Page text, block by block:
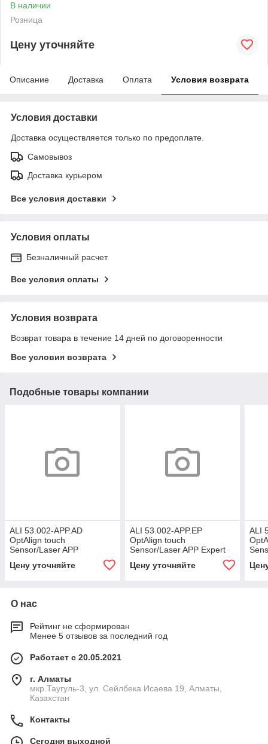
В наличии
Розница
Цену уточняйте
Описание Доставка Оплата Условия возврата
Условия доставки
Доставка осуществляется только по предоплате.
Самовывоз
Доставка курьером
Все условия доставки
Условия оплаты
Безналичный расчет
Все условия оплаты
Условия возврата
Возврат товара в течение 14 дней по договоренности
Все условия возврата
Подобные товары компании
ALI 53.002-APP.AD
OptAlign touch
Sensor/Laser APP
Цену уточняйте
ALI 53.002-APP.EP
OptAlign touch
Sensor/Laser APP Expert
Цену уточняйте
ALI
О нас
Рейтинг не сформирован
Менее 5 отзывов за последний год
Работает с 20.05.2021
г. Алматы
мкр.Таугуль-3, ул. Сейлбека Исаева 19, Алматы,
Казахстан
Контакты
Сегодня выходной